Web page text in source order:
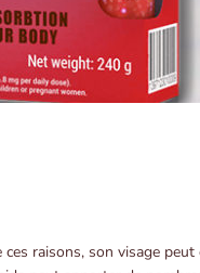
raisons, son visage